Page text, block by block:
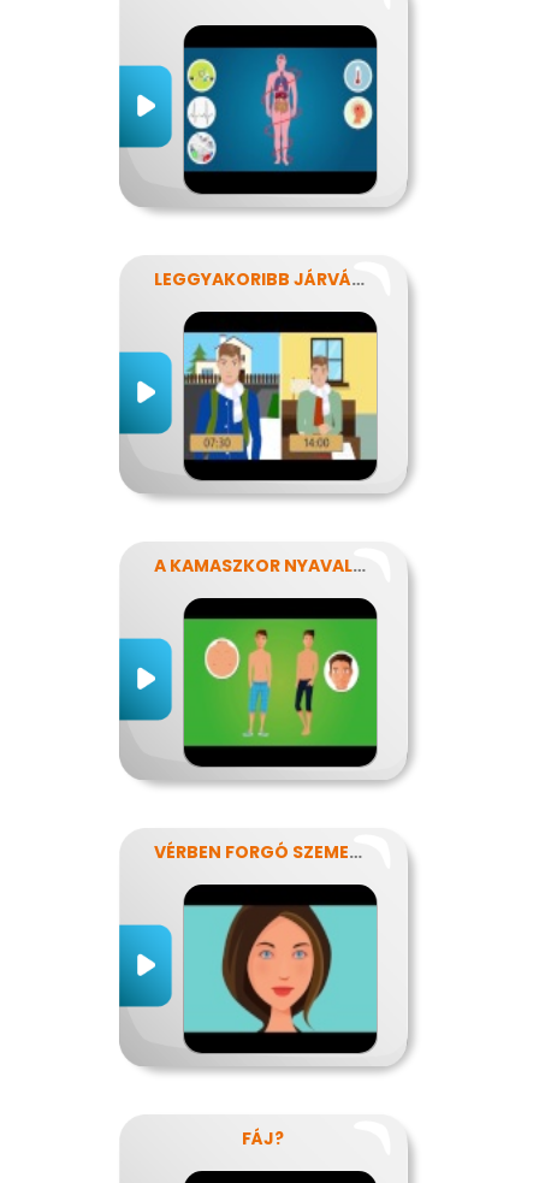
LEGGYAKORIBB JÁRVÁNYUNK
A KAMASZKOR NYAVALYÁI
VÉRBEN FORGÓ SZEMEKKEL
FÁJ?